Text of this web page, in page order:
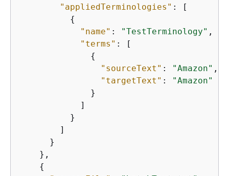
"appliedTerminologies" : [
{
"name" : "TestTerminology" ,
"terms" : [
{
"sourceText" : "Amazon" ,
"targetText" :
"Amazon"
              }
            ]
          }
        ]
      }
    },
{